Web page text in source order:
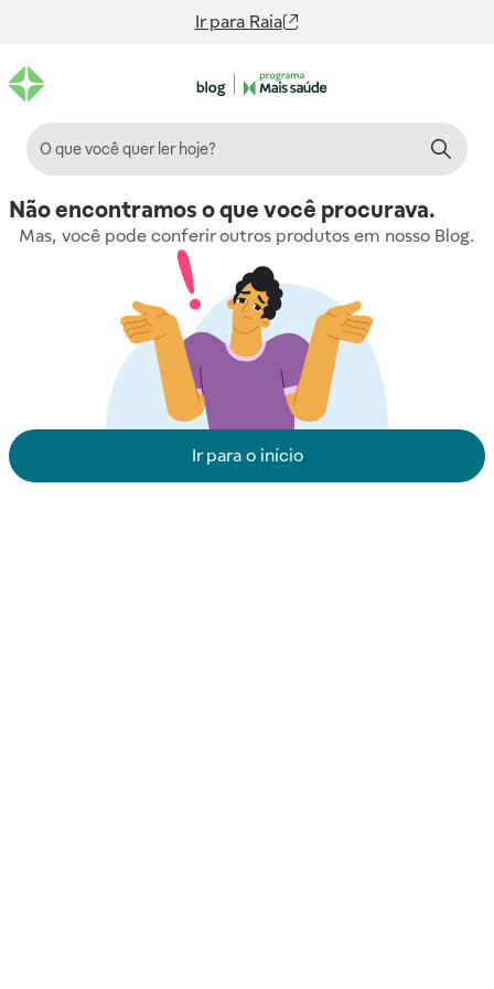
Ir para Raia
Não encontramos o que você procurava.
Mas, você pode conferir outros produtos em nosso Blog.
Ir para o início